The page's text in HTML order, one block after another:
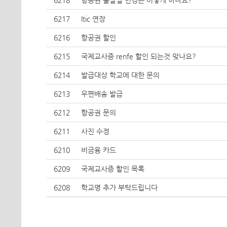
6217 Itic 연장
6216 항공권 할인
6215 국제교사증 renfe 할인 되는것 맞나요?
6214 발급대상 학교에 대한 문의
6213 우편배송 발급
6212 항공권 문의
6211 사진 수정
6210 비금융 카드
6209 국제교사증 할인 목록
6208 학교명 추가 부탁드립니다